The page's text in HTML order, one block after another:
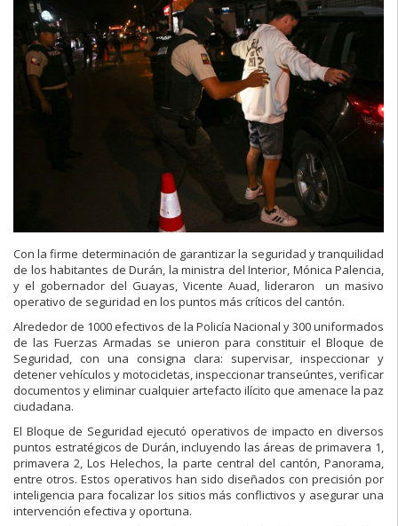
Con la firme determinación de garantizar la seguridad y tranquilidad
de los habitantes de Durán, la ministra del Interior, Mónica Palencia,
y el gobernador del Guayas, Vicente Auad, lideraron un masivo
operativo de seguridad en los puntos más críticos del cantón.
Alrededor de 1000 efectivos de la Policía Nacional y 300 uniformados
de las Fuerzas Armadas se unieron para constituir el Bloque de
Seguridad, con una consigna clara: supervisar, inspeccionar y
detener vehículos y motocicletas, inspeccionar transeúntes, verificar
documentos y eliminar cualquier artefacto ilícito que amenace la paz
ciudadana.
El Bloque de Seguridad ejecutó operativos de impacto en diversos
puntos estratégicos de Durán, incluyendo las áreas de primavera 1,
primavera 2, Los Helechos, la parte central del cantón, Panorama,
entre otros. Estos operativos han sido diseñados con precisión por
inteligencia para focalizar los sitios más conflictivos y asegurar una
intervención efectiva y oportuna.